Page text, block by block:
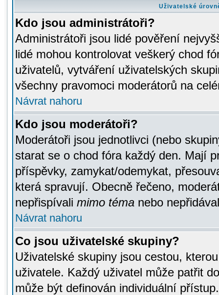
Uživatelské
Kdo jsou administrátoři?
Administrátoři jsou lidé pověření
lidé mohou kontrolovat veškerý chod
uživatelů, vytváření uživatelských
všechny pravomoci moderátorů na
Návrat nahoru
Kdo jsou moderátoři?
Moderátoři jsou jednotlivci (nebo
starat se o chod fóra každý den. Mají
příspěvky, zamykat/odemykat,
která spravují. Obecně řečeno,
nepřispívali mimo téma nebo
Návrat nahoru
Co jsou uživatelské skupiny?
Uživatelské skupiny jsou cestou,
uživatele. Každý uživatel může patřit
může být definován individuální